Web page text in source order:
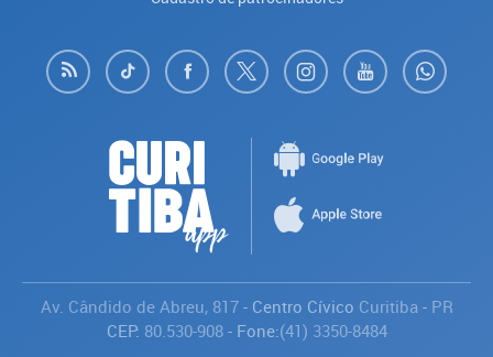
Av. Cândido de Abreu, 817- Centro Cívico Curitiba - PR
CEP: 80.530-908- Fone:(41) 3350-8484